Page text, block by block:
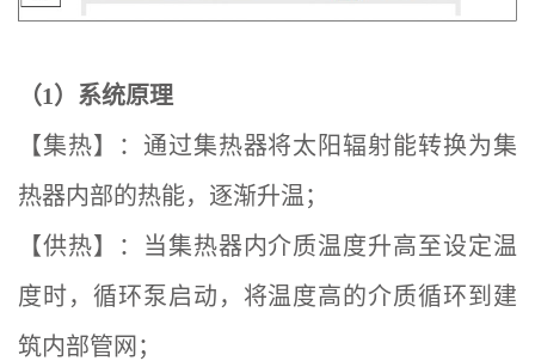
（1）系统原理
【集热】：通过集热器将太阳辐射能转换为集
热器内部的热能，逐渐升温；
【供热】：当集热器内介质温度升高至设定温
度时，循环泵启动，将温度高的介质循环到建
筑内部管网；